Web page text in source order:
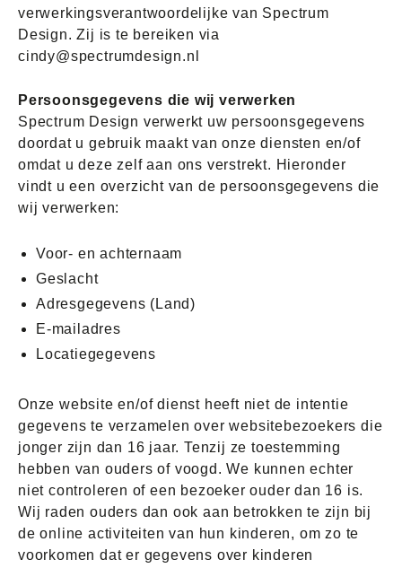
verwerkingsverantwoordelijke van Spectrum
Design. Zij is te bereiken via
cindy@spectrumdesign.nl
Persoonsgegevens die wij verwerken
Spectrum Design verwerkt uw persoonsgegevens
doordat u gebruik maakt van onze diensten en/of
omdat u deze zelf aan ons verstrekt. Hieronder
vindt u een overzicht van de persoonsgegevens die
wij verwerken:
Voor- en achternaam
Geslacht
Adresgegevens (Land)
E-mailadres
Locatiegegevens
Onze website en/of dienst heeft niet de intentie
gegevens te verzamelen over websitebezoekers die
jonger zijn dan 16 jaar. Tenzij ze toestemming
hebben van ouders of voogd. We kunnen echter
niet controleren of een bezoeker ouder dan 16 is.
Wij raden ouders dan ook aan betrokken te zijn bij
de online activiteiten van hun kinderen, om zo te
voorkomen dat er gegevens over kinderen